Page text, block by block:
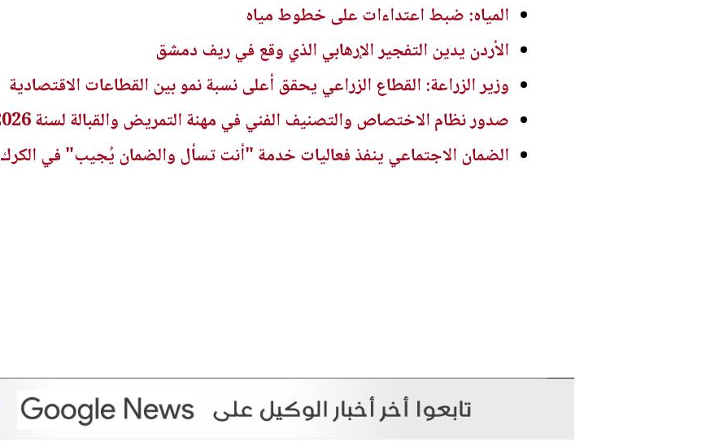
المياه: ضبط اعتداءات على خطوط مياه
الأردن يدين التفجير الإرهابي الذي وقع في ريف دمشق
وزير الزراعة: القطاع الزراعي يحقق أعلى نسبة نمو بين القطاعات الاقتصادية
صدور نظام الاختصاص والتصنيف الفني في مهنة التمريض والقبالة لسنة 2026 في الجريدة الرسمية
الضمان الاجتماعي ينفذ فعاليات خدمة "أنت تسأل والضمان يُجيب" في الكرك